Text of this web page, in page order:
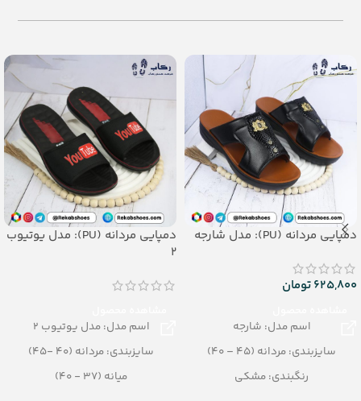
– تعداد در کارتن: 12 جفت
– سایزبندی: زنانه (37 تا 40)
– تعداد در کارتن: 36 جفت
دمپایی مردانه (PU): مدل شارجه
625,800تومان
اسم مدل: شارجه
سایزبندی: مردانه (45 – 40)
رنگبندی: مشکی
دمپایی مردانه (PU): مدل یوتیوب
2
اسم مدل: مدل یوتیوب 2
سایزبندی: مردانه (40 -45)
میانه (37 - 40)